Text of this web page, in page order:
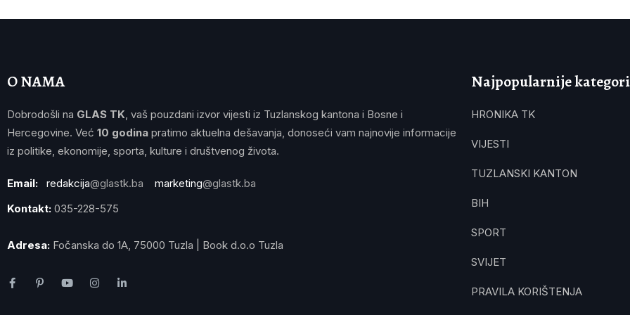
O NAMA
Dobrodošli na GLAS TK, vaš pouzdani izvor vijesti iz Tuzlanskog kantona i Bosne i
Hercegovine. Već 10 godina pratimo aktuelna dešavanja, donoseći vam najnovije informacije
iz politike, ekonomije, sporta, kulture i društvenog života.
Email: redakcija@glastk.ba marketing@glastk.ba
Kontakt: 035-228-575
Adresa: Fočanska do 1A, 75000 Tuzla | Book d.o.o Tuzla
Najpopularnije
HRONIKA TK
VIJESTI
TUZLANSKI KANTON
BIH
SPORT
SVIJET
PRAVILA KORIŠTENJA